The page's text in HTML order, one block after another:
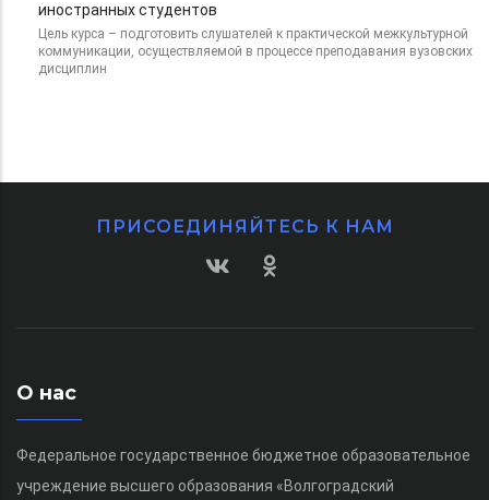
иностранных студентов
Цель курса – подготовить слушателей к практической межкультурной
коммуникации, осуществляемой в процессе преподавания вузовских
дисциплин
ПРИСОЕДИНЯЙТЕСЬ К НАМ
О нас
Федеральное государственное бюджетное образовательное
учреждение высшего образования «Волгоградский